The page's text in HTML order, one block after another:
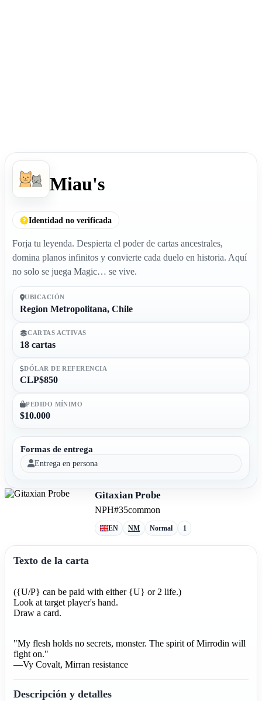
Miau's
Identidad no verificada
Forja tu leyenda. Despierta el poder de cartas ancestrales,
domina planos infinitos y convierte cada duelo en historia. Aquí
no solo se juega Magic… se vive.
UBICACIÓN
Region Metropolitana, Chile
CARTAS ACTIVAS
18 cartas
DÓLAR DE REFERENCIA
CLP$850
PEDIDO MÍNIMO
$10.000
Formas de entrega
Entrega en persona
Gitaxian Probe
NPH#35common
EN NM Normal 1
Texto de la carta
({U/P} can be paid with either {U} or 2 life.)
Look at target player's hand.
Draw a card.
"My flesh holds no secrets, monster. The spirit of Mirrodin will
fight on."
—Vy Covalt, Mirran resistance
Descripción y detalles